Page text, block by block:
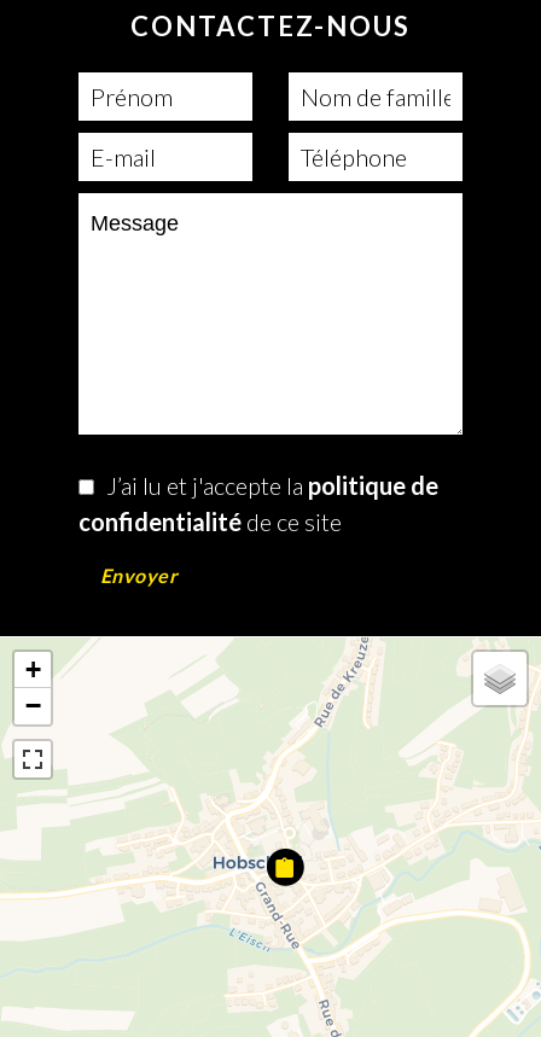
CONTACTEZ-NOUS
J’ai lu et j'accepte la politique de
confidentialité de ce site
Envoyer
+
−